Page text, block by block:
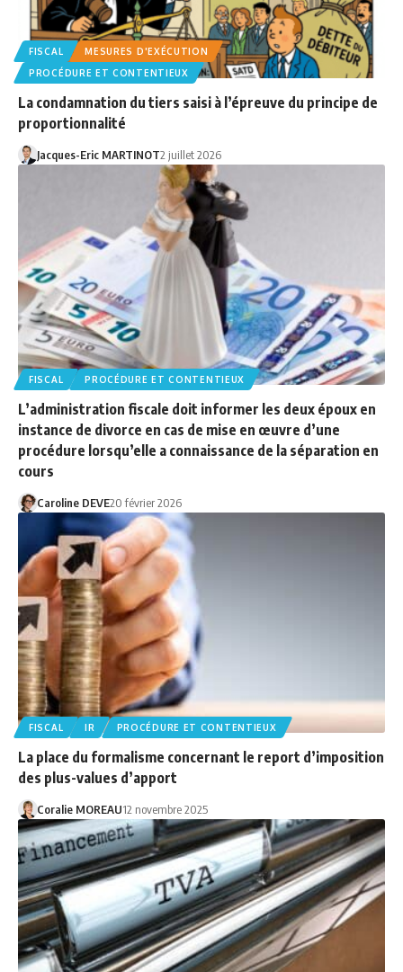
FISCAL
MESURES D'EXÉCUTION
PROCÉDURE ET CONTENTIEUX
La condamnation du tiers saisi à l’épreuve du principe de
proportionnalité
Jacques-Eric MARTINOT2 juillet 2026
FISCAL PROCÉDURE ET CONTENTIEUX
L’administration fiscale doit informer les deux époux en
instance de divorce en cas de mise en œuvre d’une
procédure lorsqu’elle a connaissance de la séparation en
cours
Caroline DEVE20 février 2026
FISCAL IR PROCÉDURE ET CONTENTIEUX
La place du formalisme concernant le report d’imposition
des plus-values d’apport
Coralie MOREAU12 novembre 2025